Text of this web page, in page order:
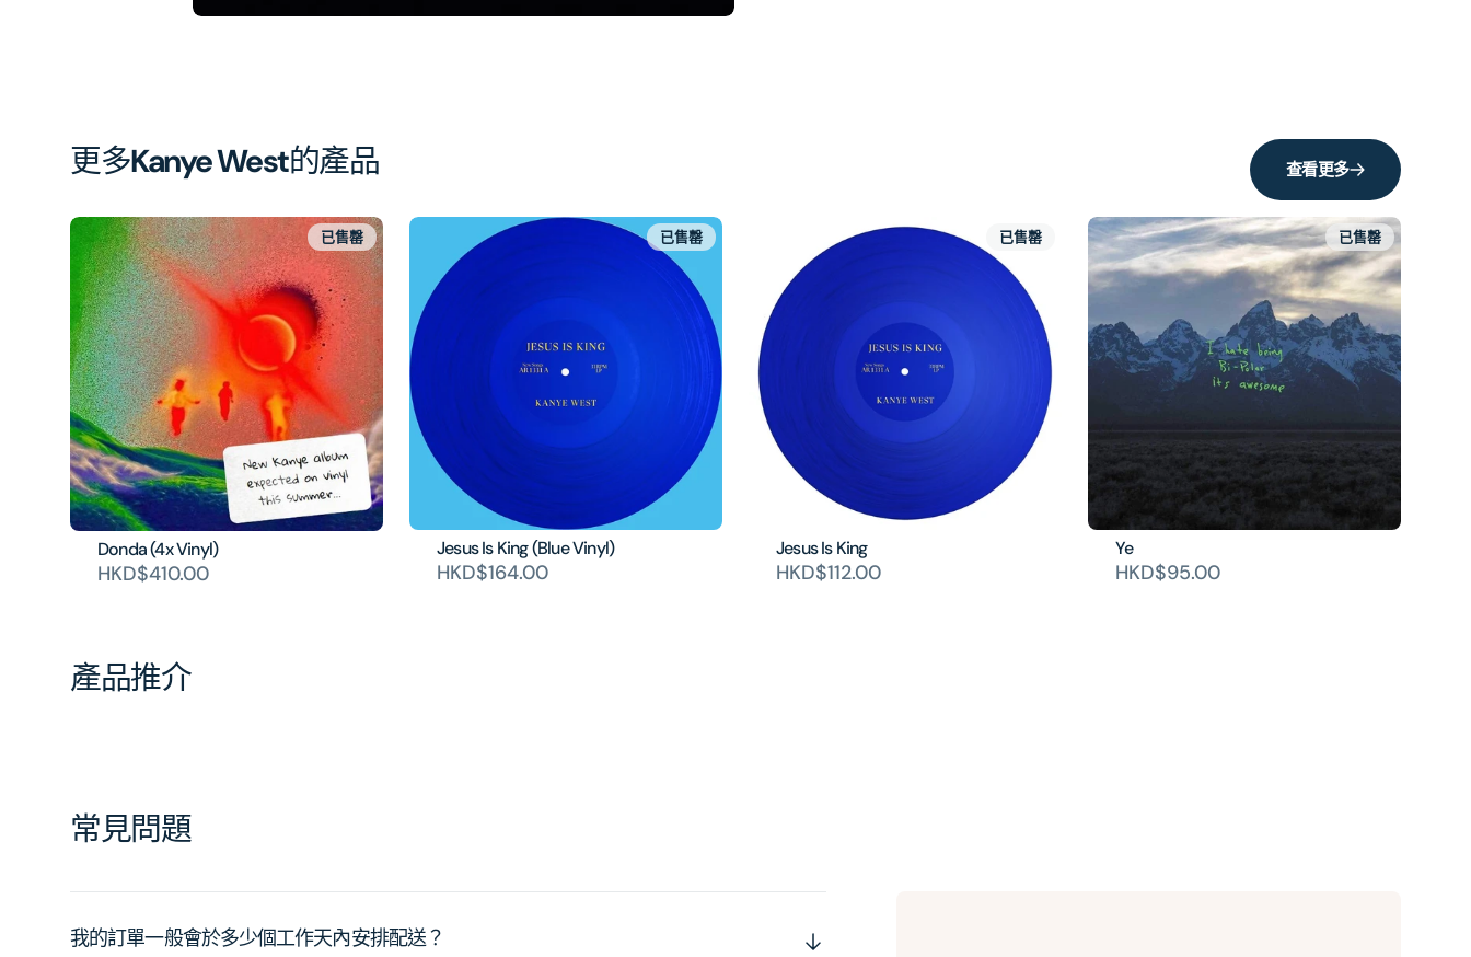
圖
更多Kanye West的產品 查看更多
Donda (4x Vinyl)
HKD$410.00
已售罄
Jesus Is King (Blue Vinyl)
HKD$164.00
已售罄
Jesus Is King
HKD$112.00
已售罄
Ye
HKD$95.00
已售罄
產品推介
常見問題
我的訂單一般會於多少個工作天內安排配送？